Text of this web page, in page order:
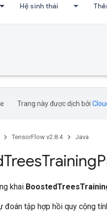
Hệ sinh thái
Trang này được dịch bởi
TensorFlow v2.8.4 Java
TreesTraining
khai
đoán tập hợp hồi quy cộng